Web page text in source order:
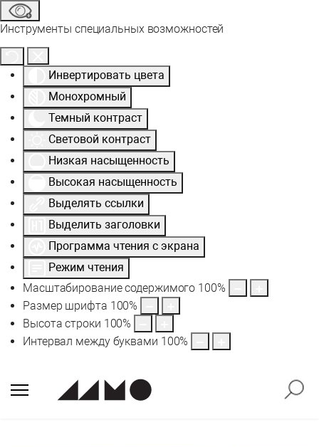
Инструменты специальных возможностей
Инвертировать цвета
Монохромный
Темный контраст
Световой контраст
Низкая насыщенность
Высокая насыщенность
Выделять ссылки
Выделить заголовки
Программа чтения с экрана
Режим чтения
Масштабирование содержимого 100%
Размер шрифта 100%
Высота строки 100%
Интервал между буквами 100%